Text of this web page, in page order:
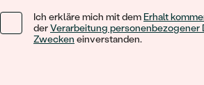
Ich erkläre mich mit dem Erhalt
derVerarbeitung personenbezogener
Zwecken einverstanden.